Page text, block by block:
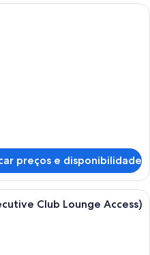
Quarto de hotel com duas camas,
preços e disponibilidade
Quarto de hotel com uma cama
Club Lounge Access)